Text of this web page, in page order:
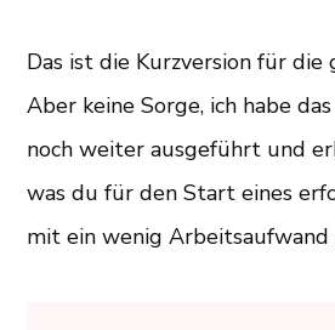
Das ist die Kurzversion für die
Aber keine Sorge, ich habe
noch weiter ausgeführt und
was du für den Start eines
mit ein wenig Arbeitsaufwand